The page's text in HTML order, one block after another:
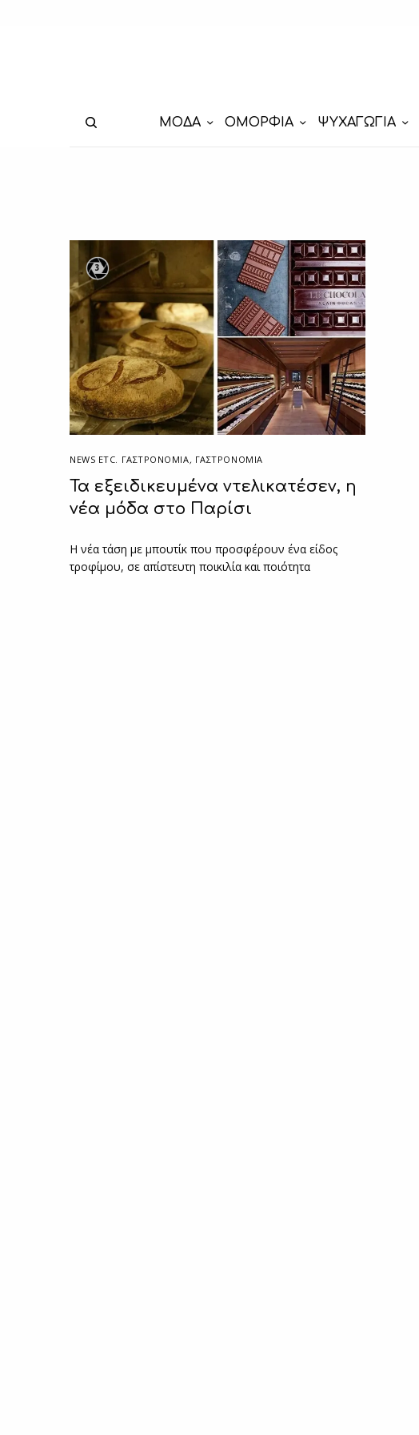
ΜΟΔΑ ΟΜΟΡΦΙΑ ΨΥΧΑΓΩΓΙΑ
3
NEWS ETC. ΓΑΣΤΡΟΝΟΜΊΑ, ΓΑΣΤΡΟΝΟΜΙΑ
Τα εξειδικευμένα ντελικατέσεν, η
νέα μόδα στο Παρίσι
Η νέα τάση με μπουτίκ που προσφέρουν ένα είδος
τροφίμου, σε απίστευτη ποικιλία και ποιότητα